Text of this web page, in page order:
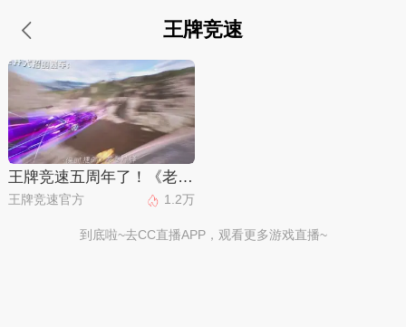
王牌竞速
王牌竞速五周年了！《老 司 机 诱 捕 器》—— ∞ ∞ ∞燃 到 超 速 ∞ ∞ ∞
王牌竞速官方 1.2万
到底啦~去CC直播APP，观看更多游戏直播~